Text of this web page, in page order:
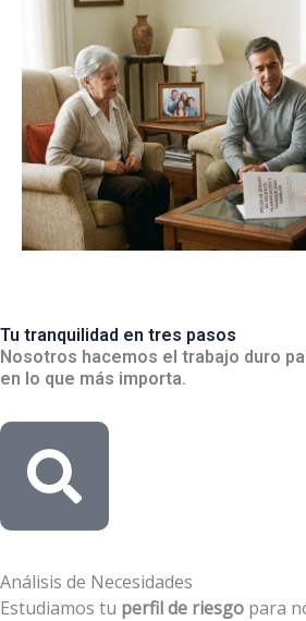
Tu tranquilidad en tres pasos
Nosotros hacemos el trabajo duro
en lo que más importa.
Análisis de Necesidades
Estudiamos tu perfil de riesgo para